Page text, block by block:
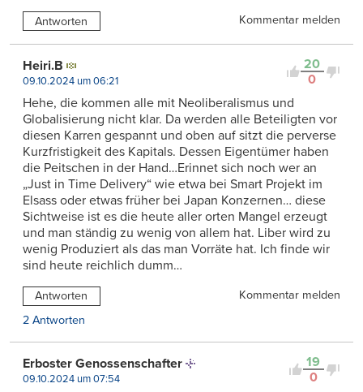
Antworten Kommentar melden
20
0
Heiri.B
09.10.2024 um 06:21
Hehe, die kommen alle mit Neoliberalismus und
Globalisierung nicht klar. Da werden alle Beteiligten vor
diesen Karren gespannt und oben auf sitzt die perverse
Kurzfristigkeit des Kapitals. Dessen Eigentümer haben
die Peitschen in der Hand…Erinnet sich noch wer an
„Just in Time Delivery“ wie etwa bei Smart Projekt im
Elsass oder etwas früher bei Japan Konzernen… diese
Sichtweise ist es die heute aller orten Mangel erzeugt
und man ständig zu wenig von allem hat. Liber wird zu
wenig Produziert als das man Vorräte hat. Ich finde wir
sind heute reichlich dumm…
Antworten
Kommentar melden
2 Antworten
19
0
Erboster Genossenschafter
09.10.2024 um 07:54